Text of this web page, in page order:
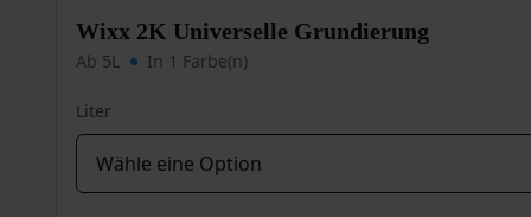
Wixx 2K Universelle Grundierung
Ab 5L In 1 Farbe(n)
Liter